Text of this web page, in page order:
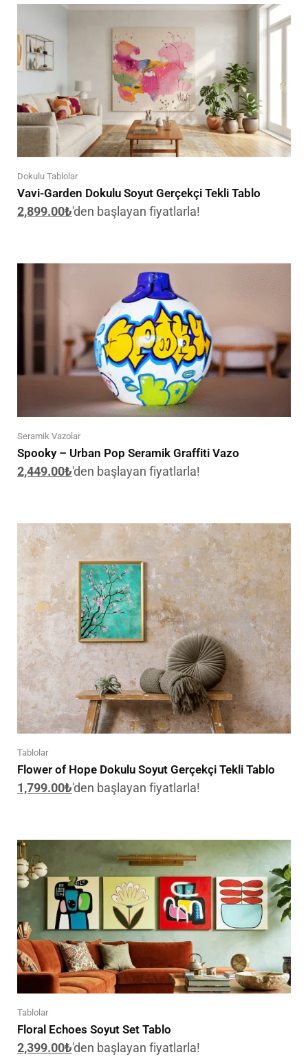
Dokulu Tablolar
Vavi-Garden Dokulu Soyut Gerçekçi Tekli Tablo
2,899.00₺'den başlayan fiyatlarla!
Seramik Vazolar
Spooky – Urban Pop Seramik Graffiti Vazo
2,449.00₺'den başlayan fiyatlarla!
Tablolar
Flower of Hope Dokulu Soyut Gerçekçi Tekli Tablo
1,799.00₺'den başlayan fiyatlarla!
Tablolar
Floral Echoes Soyut Set Tablo
2,399.00₺'den başlayan fiyatlarla!